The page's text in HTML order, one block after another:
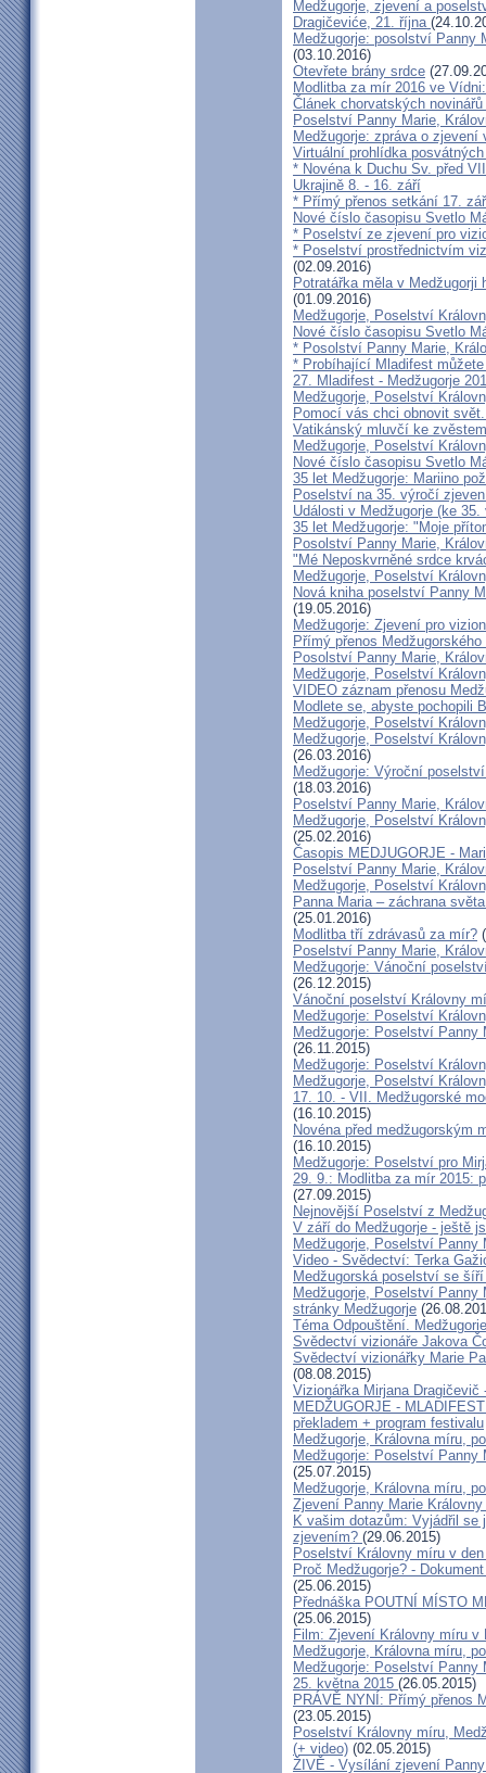
Medžugorje, zjevení a
Dragičeviće, 21. října
Medžugorje: posolství Panny
(03.10.2016)
Otevřete brány srdce
Modlitba za mír 2016 ve
Článek chorvatských
Poselství Panny Marie,
Medžugorje: zpráva o zjevení
Virtuální prohlídka
* Novéna k Duchu Sv. před
Ukrajině 8. - 16. září
* Přímý přenos setkání 17.
Nové číslo časopisu Svetlo
* Poselství ze zjevení pro
* Poselství prostřednictvím
(02.09.2016)
Potratářka měla v
(01.09.2016)
Medžugorje, Poselství
Nové číslo časopisu Svetlo
* Posolství Panny Marie,
* Probíhající Mladifest
27. Mladifest - Medžugorje
Medžugorje, Poselství
Pomocí vás chci obnovit
Vatikánský mluvčí ke
Medžugorje, Poselství
Nové číslo časopisu Svetlo
35 let Medžugorje: Mariino
Poselství na 35. výročí
Události v Medžugorje (ke 35.
35 let Medžugorje: "Moje
Posolství Panny Marie,
"Mé Neposkvrněné srdce
Medžugorje, Poselství
Nová kniha poselství Panny
(19.05.2016)
Medžugorje: Zjevení pro
Přímý přenos
Posolství Panny Marie,
Medžugorje, Poselství
VIDEO záznam přenosu
Modlete se, abyste pochopili
Medžugorje, Poselství
Medžugorje, Poselství
(26.03.2016)
Medžugorje: Výroční
(18.03.2016)
Poselství Panny Marie,
Medžugorje, Poselství
(25.02.2016)
Časopis MEDJUGORJE -
Poselství Panny Marie,
Medžugorje, Poselství
Panna Maria – záchrana
(25.01.2016)
Modlitba tří zdrávasů za mír?
Poselství Panny Marie,
Medžugorje: Vánoční
(26.12.2015)
Vánoční poselství Královny
Medžugorje: Poselství
Medžugorje: Poselství Panny
(26.11.2015)
Medžugorje: Poselství
Medžugorje, Poselství
17. 10. - VII. Medžugorské
(16.10.2015)
Novéna před medžugorským
(16.10.2015)
Medžugorje: Poselství pro
29. 9.: Modlitba za mír 2015:
(27.09.2015)
Nejnovější Poselství z
V září do Medžugorje - ještě
Medžugorje, Poselství
Video - Svědectví: Terka
Medžugorská poselství se
Medžugorje, Poselství Panny
stránky Medžugorje
Téma Odpouštění.
Svědectví vizionáře Jakova
Svědectví vizionářky Marie
(08.08.2015)
Vizionářka Mirjana Dragičevič
MEDŽUGORJE -
překladem + program festivalu
Medžugorje, Královna míru,
Medžugorje: Poselství Panny
(25.07.2015)
Medžugorje, Královna míru,
Zjevení Panny Marie
K vašim dotazům: Vyjádřil se
zjevením? (29.06.2015)
Poselství Královny míru v
Proč Medžugorje? -
(25.06.2015)
Přednáška POUTNÍ MÍSTO
(25.06.2015)
Film: Zjevení Královny míru v
Medžugorje, Královna míru,
Medžugorje: Poselství Panny
25. května 2015 (26.05.2015)
PRÁVĚ NYNÍ: Přímý přenos
(23.05.2015)
Poselství Královny míru,
(+ video) (02.05.2015)
ŽIVĚ - Vysílání zjevení